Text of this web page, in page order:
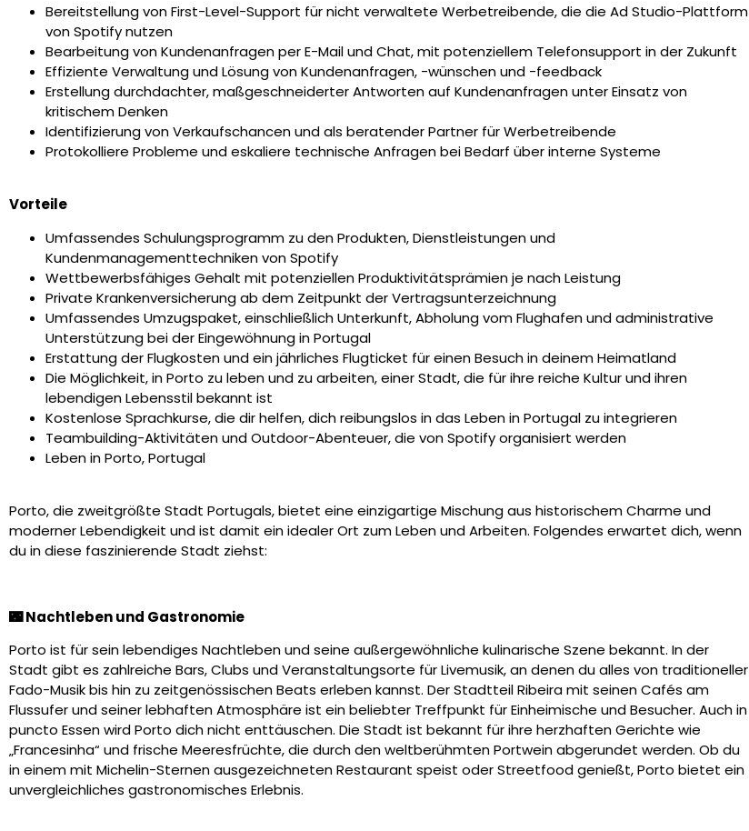
Bereitstellung von First-Level-Support für nicht verwaltete Werbetreibende, die die Ad Studio-Plattform
von Spotify nutzen
Bearbeitung von Kundenanfragen per E-Mail und Chat, mit potenziellem Telefonsupport in der Zukunft
Effiziente Verwaltung und Lösung von Kundenanfragen, -wünschen und -feedback
Erstellung durchdachter, maßgeschneiderter Antworten auf Kundenanfragen unter Einsatz von
kritischem Denken
Identifizierung von Verkaufschancen und als beratender Partner für Werbetreibende
Protokolliere Probleme und eskaliere technische Anfragen bei Bedarf über interne Systeme
Vorteile
Umfassendes Schulungsprogramm zu den Produkten, Dienstleistungen und
Kundenmanagementtechniken von Spotify
Wettbewerbsfähiges Gehalt mit potenziellen Produktivitätsprämien je nach Leistung
Private Krankenversicherung ab dem Zeitpunkt der Vertragsunterzeichnung
Umfassendes Umzugspaket, einschließlich Unterkunft, Abholung vom Flughafen und administrative
Unterstützung bei der Eingewöhnung in Portugal
Erstattung der Flugkosten und ein jährliches Flugticket für einen Besuch in deinem Heimatland
Die Möglichkeit, in Porto zu leben und zu arbeiten, einer Stadt, die für ihre reiche Kultur und ihren
lebendigen Lebensstil bekannt ist
Kostenlose Sprachkurse, die dir helfen, dich reibungslos in das Leben in Portugal zu integrieren
Teambuilding-Aktivitäten und Outdoor-Abenteuer, die von Spotify organisiert werden
Leben in Porto, Portugal
Porto, die zweitgrößte Stadt Portugals, bietet eine einzigartige Mischung aus historischem Charme und
moderner Lebendigkeit und ist damit ein idealer Ort zum Leben und Arbeiten. Folgendes erwartet dich, wenn
du in diese faszinierende Stadt ziehst:
🌃 Nachtleben und Gastronomie
Porto ist für sein lebendiges Nachtleben und seine außergewöhnliche kulinarische Szene bekannt. In der
Stadt gibt es zahlreiche Bars, Clubs und Veranstaltungsorte für Livemusik, an denen du alles von traditioneller
Fado-Musik bis hin zu zeitgenössischen Beats erleben kannst. Der Stadtteil Ribeira mit seinen Cafés am
Flussufer und seiner lebhaften Atmosphäre ist ein beliebter Treffpunkt für Einheimische und Besucher. Auch in
puncto Essen wird Porto dich nicht enttäuschen. Die Stadt ist bekannt für ihre herzhaften Gerichte wie
„Francesinha“ und frische Meeresfrüchte, die durch den weltberühmten Portwein abgerundet werden. Ob du
in einem mit Michelin-Sternen ausgezeichneten Restaurant speist oder Streetfood genießt, Porto bietet ein
unvergleichliches gastronomisches Erlebnis.